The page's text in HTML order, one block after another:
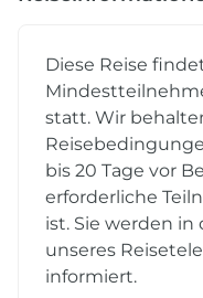
Diese Reise
statt. Wir
bis 20 Tage vor
erforderliche
ist. Sie werden in
unseres
informiert.